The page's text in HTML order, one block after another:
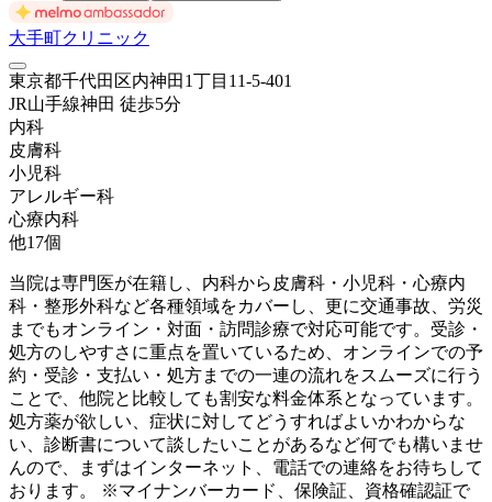
大手町クリニック
東京都千代田区内神田1丁目11-5-401
JR山手線神田 徒歩5分
内科
皮膚科
小児科
アレルギー科
心療内科
他17個
当院は専門医が在籍し、内科から皮膚科・小児科・心療内
科・整形外科など各種領域をカバーし、更に交通事故、労災
までもオンライン・対面・訪問診療で対応可能です。受診・
処方のしやすさに重点を置いているため、オンラインでの予
約・受診・支払い・処方までの一連の流れをスムーズに行う
ことで、他院と比較しても割安な料金体系となっています。
処方薬が欲しい、症状に対してどうすればよいかわからな
い、診断書について談したいことがあるなど何でも構いませ
んので、まずはインターネット、電話での連絡をお待ちして
おります。 ※マイナンバーカード、保険証、資格確認証で